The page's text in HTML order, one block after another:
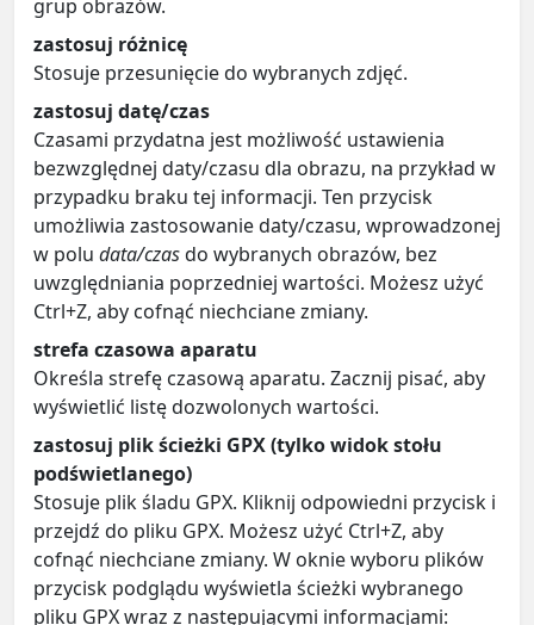
grup obrazów.
zastosuj różnicę
Stosuje przesunięcie do wybranych zdjęć.
zastosuj datę/czas
Czasami przydatna jest możliwość ustawienia
bezwzględnej daty/czasu dla obrazu, na przykład w
przypadku braku tej informacji. Ten przycisk
umożliwia zastosowanie daty/czasu, wprowadzonej
w polu data/czasdo wybranych obrazów, bez
uwzględniania poprzedniej wartości. Możesz użyć
Ctrl+Z, aby cofnąć niechciane zmiany.
strefa czasowa aparatu
Określa strefę czasową aparatu. Zacznij pisać, aby
wyświetlić listę dozwolonych wartości.
zastosuj plik ścieżki GPX (tylko widok stołu
podświetlanego)
Stosuje plik śladu GPX. Kliknij odpowiedni przycisk i
przejdź do pliku GPX. Możesz użyć Ctrl+Z, aby
cofnąć niechciane zmiany. W oknie wyboru plików
przycisk podglądu wyświetla ścieżki wybranego
pliku GPX wraz z następującymi informacjami: